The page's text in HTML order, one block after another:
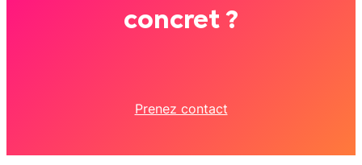
concret ?
Prenez contact